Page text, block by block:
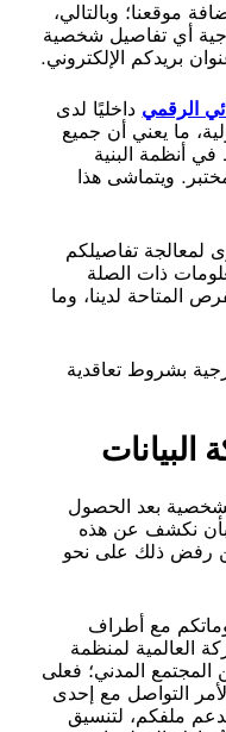
موقعنا؛ وبالتالي،
أي تفاصيل شخصية
الرقمي داخليًا لدى
ما يعني أن جميع
أنظمة البنية
ويتماشى هذا
لمعالجة تفاصيلكم
ذات الصلة
المتاحة لدينا، وما
بشروط تعاقدية
بعد الحصول
بأن نكشف عن هذه
رفض ذلك على نحو
مع أطراف
العالمية لمنظمة
المجتمع المدني؛ فعلى
التواصل مع إحدى
ملفكم، لتنسيق